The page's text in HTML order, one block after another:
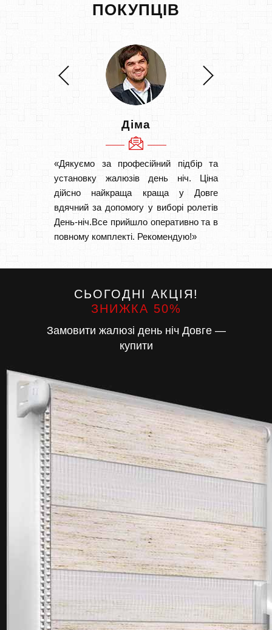
ПОКУПЦІВ
Діма
«Дякуємо за професійний підбір та
установку жалюзів день ніч. Ціна
дійсно найкраща краща у Довге
вдячний за допомогу у виборі ролетів
День-ніч.Все прийшло оперативно та в
повному комплекті. Рекомендую!»
СЬОГОДНІ АКЦІЯ!
ЗНИЖКА 50%
Замовити жалюзі день ніч Довге —
купити